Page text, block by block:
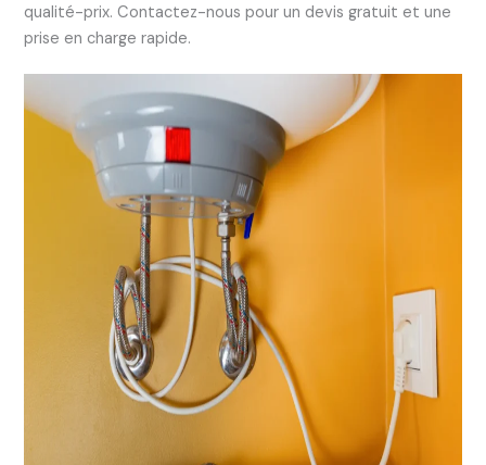
qualité-prix. Contactez-nous pour un devis gratuit et une
prise en charge rapide.